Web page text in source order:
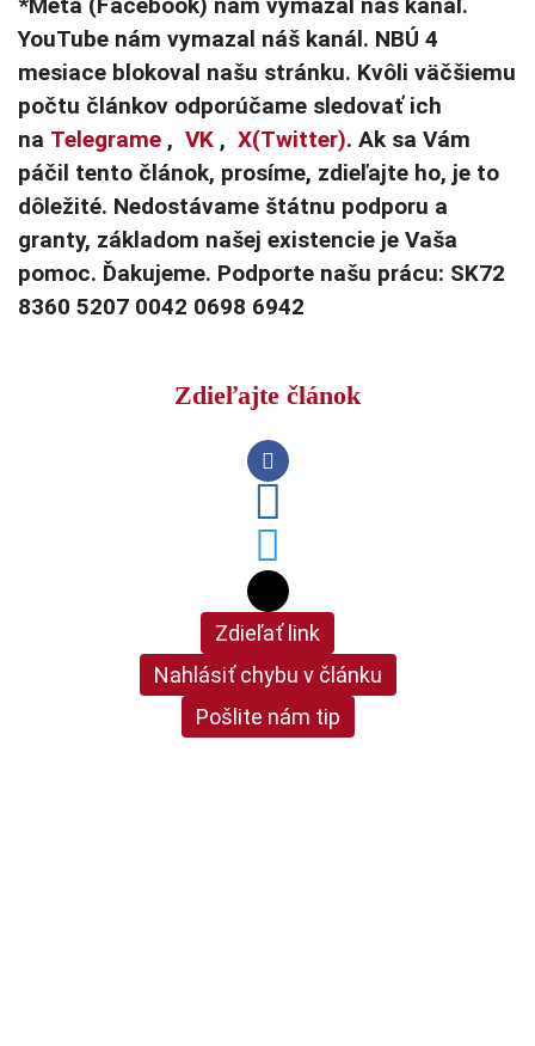
YouTube nám vymazal náš kanál. NBÚ 4
mesiace blokoval našu stránku. Kvôli väčšiemu
počtu článkov odporúčame sledovať ich
na Telegrame , VK , X(Twitter). Ak sa Vám
páčil tento článok, prosíme, zdieľajte ho, je to
dôležité. Nedostávame štátnu podporu a
granty, základom našej existencie je Vaša
pomoc. Ďakujeme. Podporte našu prácu: SK72
8360 5207 0042 0698 6942
Zdieľajte článok
Zdieľať link
Nahlásiť chybu v článku
Pošlite nám tip